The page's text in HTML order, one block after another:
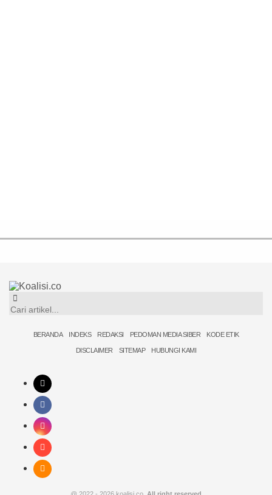
BERANDA INDEKS REDAKSI PEDOMAN MEDIA SIBER KODE ETIK
DISCLAIMER SITEMAP HUBUNGI KAMI